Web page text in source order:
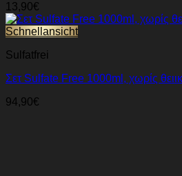
13,90€
Schnellansicht
Sulfatfrei
Σετ Sulfate Free 1000ml, χωρίς
94,90€